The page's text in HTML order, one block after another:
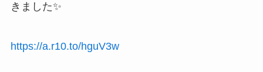
きました✨
https://a.r10.to/hguV3w